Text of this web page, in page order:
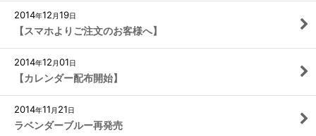
2014年12 月19日
【スマホよりご注文のお客様へ】
2014年12 月01日
【カレンダー配布開始】
2014年11 月 21日
ラベンダーブルー再発売